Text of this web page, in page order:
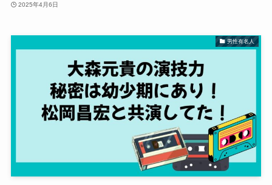
2025年4月6日
男性有名人